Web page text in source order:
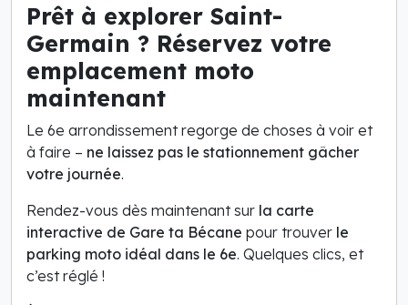
Prêt à explorer Saint-
Germain ? Réservez votre
emplacement moto
maintenant
Le 6e arrondissement regorge de choses à voir et
à faire – ne laissez pas le stationnement gâcher
votre journée.
Rendez-vous dès maintenant sur la carte
interactive de Gare ta Bécane pour trouver le
parking moto idéal dans le 6e. Quelques clics, et
c’est réglé !